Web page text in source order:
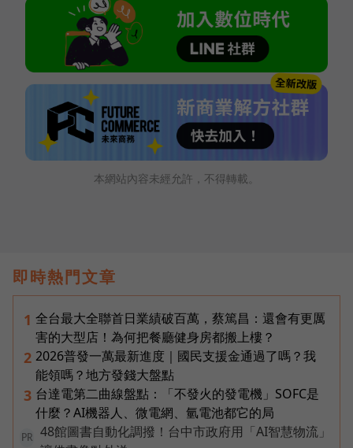
本網站內容未經允許，不得轉載。
即時熱門文章
1 全台最大全聯首日業績破百萬，蔡篤昌：還會有更厲
害的大型店！為何把餐廳健身房都搬上樓？
2 2026普發一萬最新進度｜國民支援金通過了嗎？我
能領嗎？地方發錢大盤點
3 台達電第二曲線盤點：「不發火的發電機」SOFC是
什麼？AI機器人、微電網、氫電池都它的局
PR
48館圖書自動化調撥！台中市政府用「AI智慧物流」